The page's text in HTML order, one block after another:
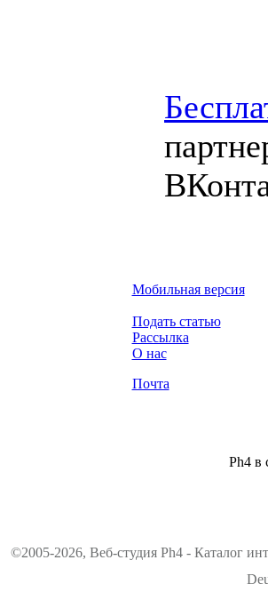
Мобильная версия
Подать статью
Рассылка
О нас
Почта
Ph4 в
©2005-2026, Веб-студия Ph4 - Каталог